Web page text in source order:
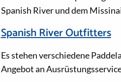
Spanish River und dem
Spanish River Outfitters
Es stehen verschiedene
Angebot an